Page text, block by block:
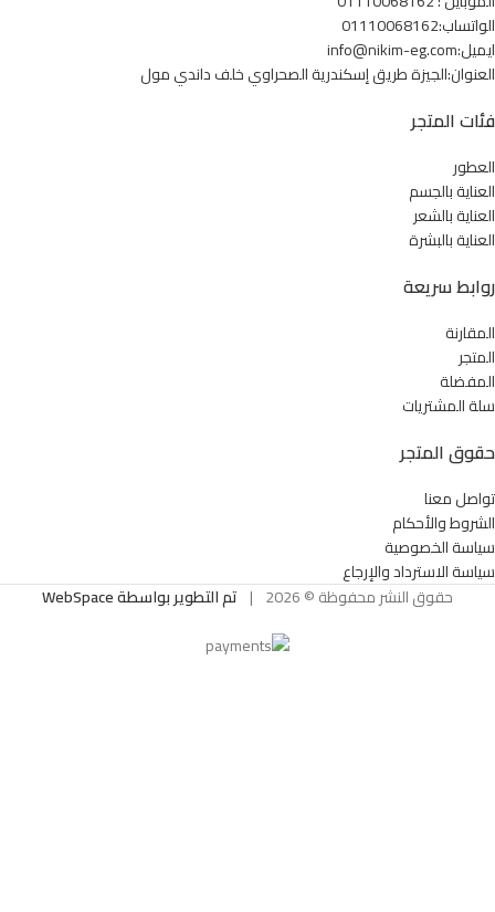
الواتساب:01110068162
ايميل:info@nikim-eg.com
العنوان:الجيزة طريق إسكندرية الصحراوي خلف داندي مول
فئات المتجر
العطور
العناية بالجسم
العناية بالشعر
العناية بالبشرة
روابط سريعة
المقارنة
المتجر
المفضلة
سلة المشتريات
حقوق المتجر
تواصل معنا
الشروط والأحكام
سياسة الخصوصية
سياسة الاسترداد والإرجاع
حقوق النشر محفوظة © 2026
| تم التطوير بواسطة WebSpace